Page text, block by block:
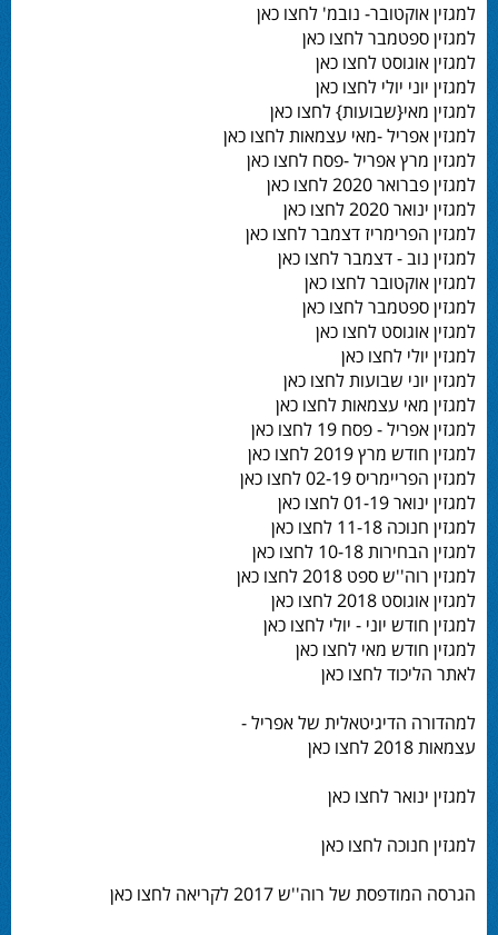
למגזין אוקטובר- נובמ' לחצו כאן
למגזין ספטמבר לחצו כאן
למגזין אוגוסט לחצו כאן
למגזין יוני יולי לחצו כאן
למגזין מאי{שבועות} לחצו כאן
למגזין אפריל -מאי עצמאות לחצו כאן
למגזין מרץ אפריל -פסח לחצו כאן
למגזין פברואר 2020 לחצו כאן
למגזין ינואר 2020 לחצו כאן
למגזין הפרימריז דצמבר לחצו כאן
למגזין נוב - דצמבר לחצו כאן
למגזין אוקטובר לחצו כאן
למגזין ספטמבר לחצו כאן
למגזין אוגוסט לחצו כאן
למגזין יולי לחצו כאן
למגזין יוני שבועות לחצו כאן
למגזין מאי עצמאות לחצו כאן
למגזין אפריל - פסח 19 לחצו כאן
למגזין חודש מרץ 2019 לחצו כאן
למגזין הפריימריס 02-19 לחצו כאן
למגזין ינואר 01-19 לחצו כאן
למגזין חנוכה 11-18 לחצו כאן
למגזין הבחירות 10-18 לחצו כאן
למגזין רוה''ש ספט 2018 לחצו כאן
למגזין אוגוסט 2018 לחצו כאן
למגזין חודש יוני - יולי לחצו כאן
למגזין חודש מאי לחצו כאן
לאתר הליכוד לחצו כאן
למהדורה הדיגיטאלית של אפריל -
עצמאות 2018 לחצו כאן
למגזין ינואר לחצו כאן
למגזין חנוכה לחצו כאן
הגרסה המודפסת של רוה''ש 2017 לקריאה לחצו כאן